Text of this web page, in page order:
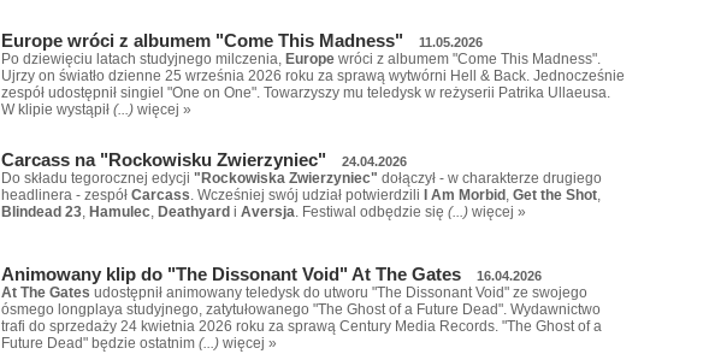
Europe wróci z albumem "Come This Madness" 11.05.2026
Po dziewięciu latach studyjnego milczenia, Europe wróci z albumem "Come This Madness".
Ujrzy on światło dzienne 25 września 2026 roku za sprawą wytwórni Hell & Back. Jednocześnie
zespół udostępnił singiel "One on One". Towarzyszy mu teledysk w reżyserii Patrika Ullaeusa.
W klipie wystąpił (...) więcej »
Carcass na "Rockowisku Zwierzyniec" 24.04.2026
Do składu tegorocznej edycji "Rockowiska Zwierzyniec" dołączył - w charakterze drugiego
headlinera - zespół Carcass. Wcześniej swój udział potwierdzili I Am Morbid , Get the Shot,
Blindead 23, Hamulec, Deathyard i Aversja. Festiwal odbędzie się (...) więcej »
Animowany klip do "The Dissonant Void" At The Gates 16.04.2026
At The Gates udostępnił animowany teledysk do utworu "The Dissonant Void" ze swojego
ósmego longplaya studyjnego, zatytułowanego "The Ghost of a Future Dead". Wydawnictwo
trafi do sprzedaży 24 kwietnia 2026 roku za sprawą Century Media Records. "The Ghost of a
Future Dead" będzie ostatnim (...) więcej »